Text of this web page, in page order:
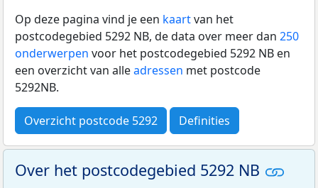
Op deze pagina vind je een kaartvan het
postcodegebied 5292 NB, de data over meer dan 250
onderwerpen voor het postcodegebied 5292 NB en
een overzicht van alleadressen met postcode
5292NB.
Overzicht postcode 5292 Definities
Over het postcodegebied 5292 NB